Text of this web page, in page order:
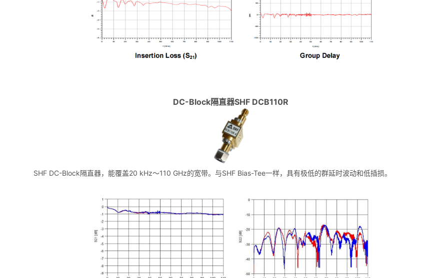
DC-Block隔直器SHF DCB110R
SHF DC-Block隔直器，能覆盖20 kHz～110 GHz的宽带。与SHF Bias-Tee一样，具有极低的群延时波动和低插损。